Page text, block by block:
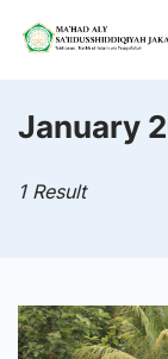
Skip
January
1 Result